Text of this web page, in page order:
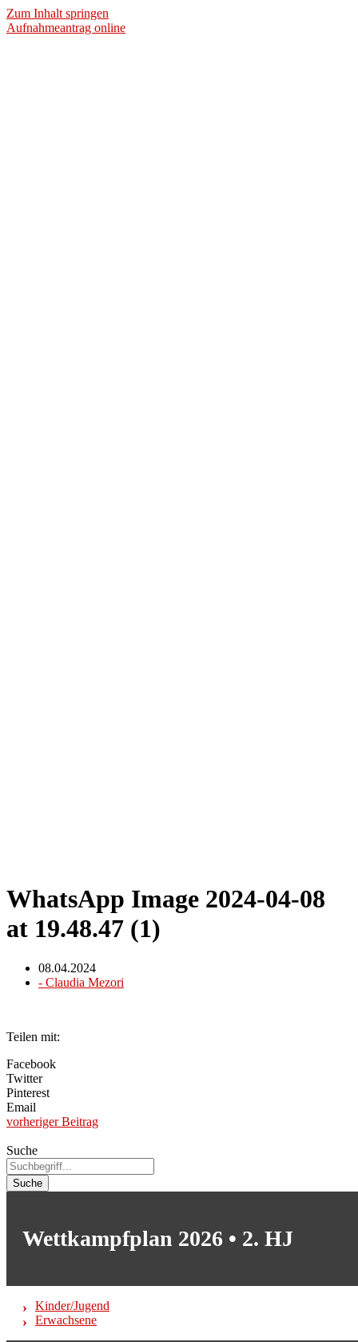
Zum Inhalt springen
Aufnahmeantrag online
WhatsApp Image 2024-04-08
at 19.48.47 (1)
08.04.2024
- Claudia Mezori
Teilen mit:
Facebook
Twitter
Pinterest
Email
vorheriger Beitrag
Suche
Suche
Wettkampfplan 2026 • 2. HJ
Kinder/Jugend
Erwachsene